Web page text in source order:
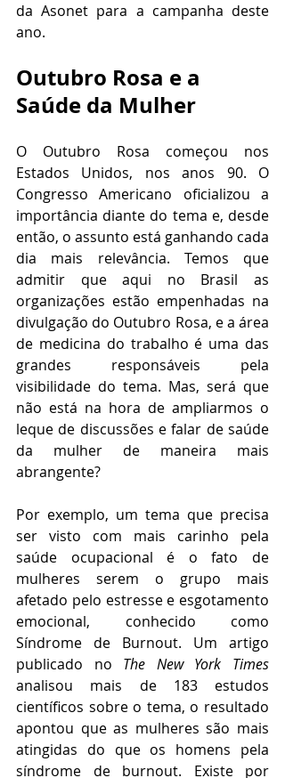
da Asonet para a campanha deste
ano.
Outubro Rosa e a
Saúde da Mulher
O Outubro Rosa começou nos
Estados Unidos, nos anos 90. O
Congresso Americano oficializou a
importância diante do tema e, desde
então, o assunto está ganhando cada
dia mais relevância. Temos que
admitir que aqui no Brasil as
organizações estão empenhadas na
divulgação do Outubro Rosa, e a área
de medicina do trabalho é uma das
grandes responsáveis pela
visibilidade do tema. Mas, será que
não está na hora de ampliarmos o
leque de discussões e falar de saúde
da mulher de maneira mais
abrangente?
Por exemplo, um tema que precisa
ser visto com mais carinho pela
saúde ocupacional é o fato de
mulheres serem o grupo mais
afetado pelo estresse e esgotamento
emocional, conhecido como
Síndrome de Burnout. Um artigo
publicado no The New York Times
analisou mais de 183 estudos
científicos sobre o tema, o resultado
apontou que as mulheres são mais
atingidas do que os homens pela
síndrome de burnout. Existe por